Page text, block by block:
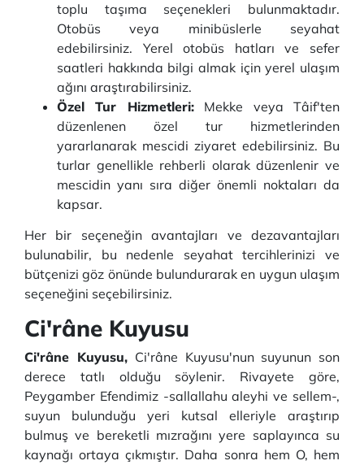
toplu taşıma seçenekleri bulunmaktadır.
Otobüs veya minibüslerle seyahat
edebilirsiniz. Yerel otobüs hatları ve sefer
saatleri hakkında bilgi almak için yerel ulaşım
ağını araştırabilirsiniz.
Özel Tur Hizmetleri:Mekke veya Tâif'ten
düzenlenen özel tur hizmetlerinden
yararlanarak mescidi ziyaret edebilirsiniz. Bu
turlar genellikle rehberli olarak düzenlenir ve
mescidin yanı sıra diğer önemli noktaları da
kapsar.
Her bir seçeneğin avantajları ve dezavantajları
bulunabilir, bu nedenle seyahat tercihlerinizi ve
bütçenizi göz önünde bulundurarak en uygun ulaşım
seçeneğini seçebilirsiniz.
Ci'râne Kuyusu
Ci'râne Kuyusu, Ci'râne Kuyusu'nun suyunun son
derece tatlı olduğu söylenir. Rivayete göre,
Peygamber Efendimiz -sallallahu aleyhi ve sellem-,
suyun bulunduğu yeri kutsal elleriyle araştırıp
bulmuş ve bereketli mızrağını yere saplayınca su
kaynağı ortaya çıkmıştır. Daha sonra hem O, hem